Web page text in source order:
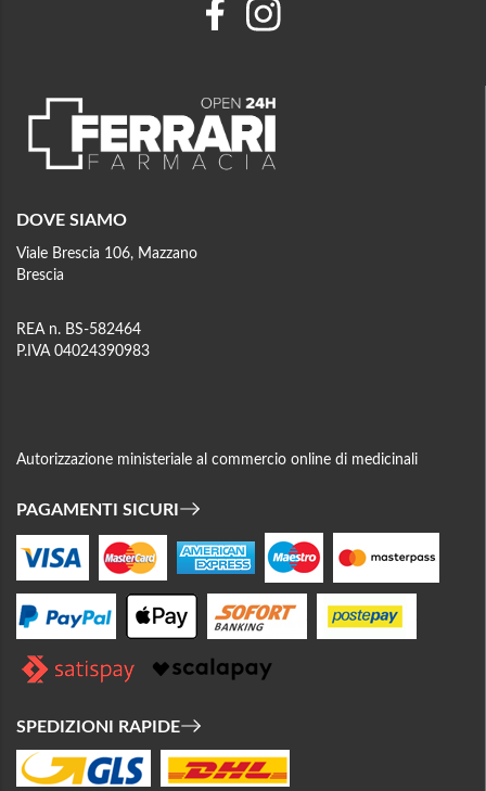
DOVE SIAMO
Viale Brescia 106, Mazzano
Brescia
REA n. BS-582464
P.IVA 04024390983
Autorizzazione ministeriale al commercio online di medicinali
PAGAMENTI SICURI
SPEDIZIONI RAPIDE